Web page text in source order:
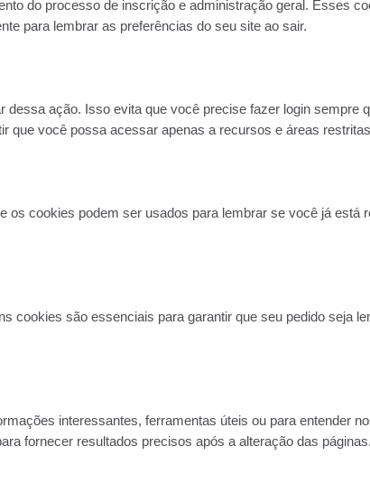
do processo de inscrição e administração geral. Esses
para lembrar as preferências do seu site ao sair.
ação. Isso evita que você precise fazer login sempre
que você possa acessar apenas a recursos e áreas
cookies podem ser usados ​​para lembrar se você já está
cookies são essenciais para garantir que seu pedido seja
interessantes, ferramentas úteis ou para entender
fornecer resultados precisos após a alteração das páginas.